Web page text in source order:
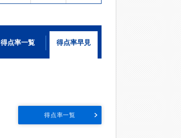
得点率一覧 得点率早見
得点率一覧